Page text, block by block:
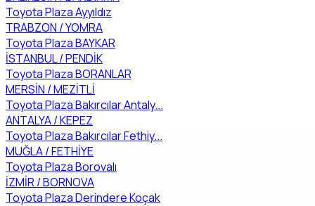
Toyota Plaza Ayyıldız
TRABZON / YOMRA
Toyota Plaza BAYKAR
İSTANBUL / PENDİK
Toyota Plaza BORANLAR
MERSİN / MEZİTLİ
Toyota Plaza Bakırcılar Antaly...
ANTALYA / KEPEZ
Toyota Plaza Bakırcılar Fethiy...
MUĞLA / FETHİYE
Toyota Plaza Borovalı
İZMİR / BORNOVA
Toyota Plaza Derindere Koçak